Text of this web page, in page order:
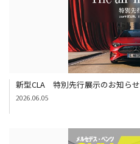
新型CLA 特別先行展示のお知らせ
2026.06.05